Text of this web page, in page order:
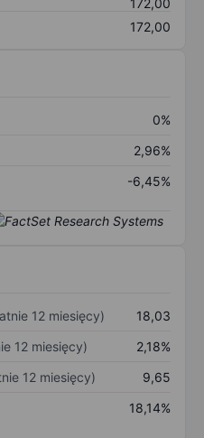
172,00
172,00
0%
2,96%
-6,45%
12 miesięcy)
18,03
12 miesięcy)
2,18%
12 miesięcy)
9,65
18,14%